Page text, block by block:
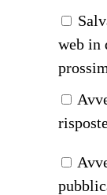
web in